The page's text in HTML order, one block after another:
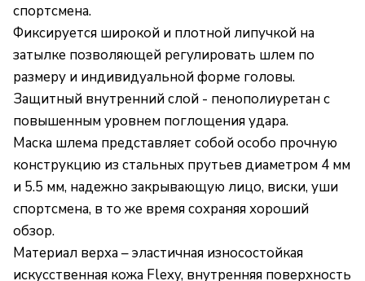
спортсмена.
Фиксируется широкой и плотной липучкой на
затылке позволяющей регулировать шлем по
размеру и индивидуальной форме головы.
Защитный внутренний слой - пенополиуретан с
повышенным уровнем поглощения удара.
Маска шлема представляет собой особо прочную
конструкцию из стальных прутьев диаметром 4 мм
и 5.5 мм, надежно закрывающую лицо, виски, уши
спортсмена, в то же время сохраняя хороший
обзор.
Материал верха – эластичная износостойкая
искусственная кожа Flexy, внутренняя поверхность